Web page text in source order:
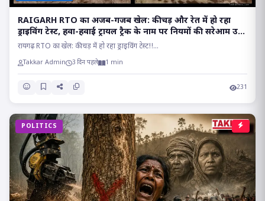
RAIGARH RTO का अजब-गजब खेल: कीचड़ और रेत में हो रहा
ड्राइविंग टेस्ट, हवा-हवाई ट्रायल ट्रैक के नाम पर नियमों की सरेआम उड़
रही धज्जियां
रायगढ़ RTO का खेल: कीचड़ में हो रहा ड्राइविंग टेस्ट!!...
Takkar Admin 3 दिन पहले 1 min
231
POLITICS